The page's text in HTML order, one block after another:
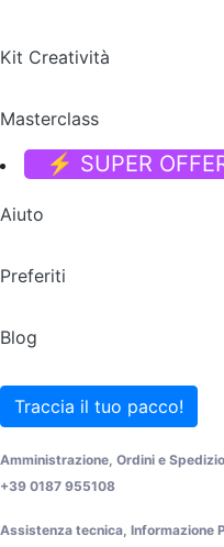
Kit Creatività
Masterclass
⚡ SUPER
Aiuto
Preferiti
Blog
Traccia il tuo pacco!
Amministrazione, Ordini e
+39 0187 955108
Assistenza tecnica, Informazione